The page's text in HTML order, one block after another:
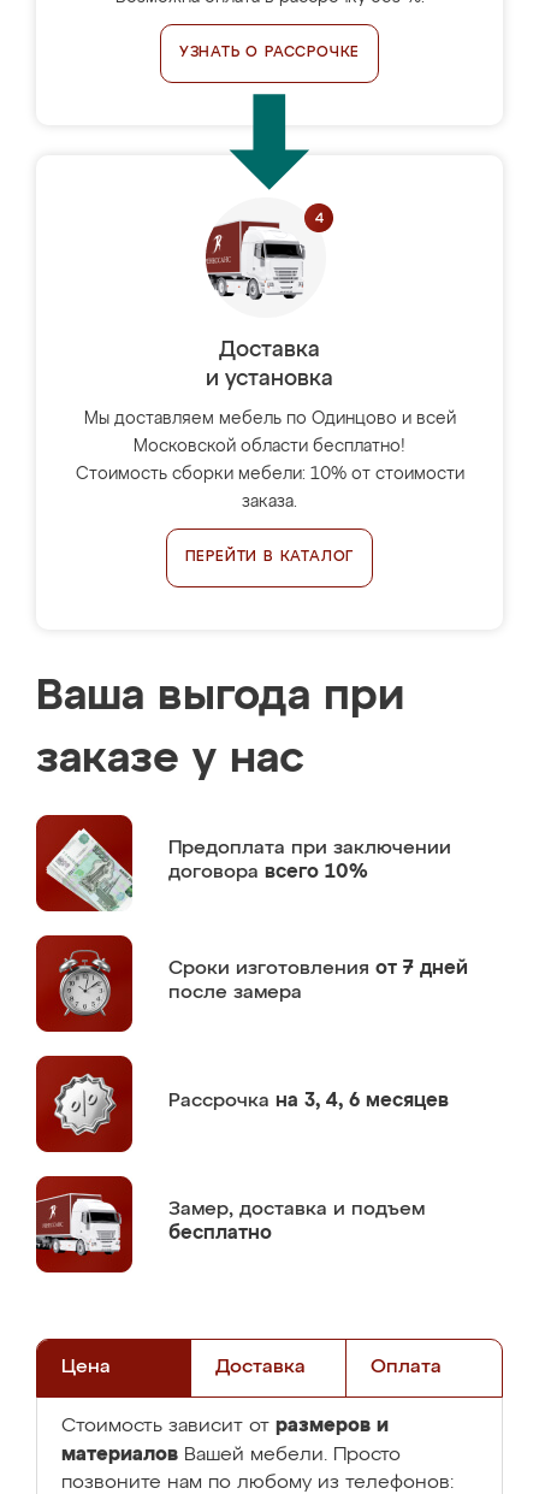
УЗНАТЬ О РАССРОЧКЕ
Доставка
и установка
Мы доставляем мебель по Одинцово и всей
Московской области бесплатно!
Стоимость сборки мебели: 10% от стоимости
заказа.
ПЕРЕЙТИ В КАТАЛОГ
Ваша выгода при
заказе у нас
Предоплата при заключении
договора всего 10%
Сроки изготовления от 7 дней
после замера
Рассрочка на 3, 4, 6 месяцев
Замер, доставка и подъем
бесплатно
Цена Доставка Оплата
Стоимость зависит от размеров и
материалов Вашей мебели. Просто
позвоните нам по любому из телефонов: